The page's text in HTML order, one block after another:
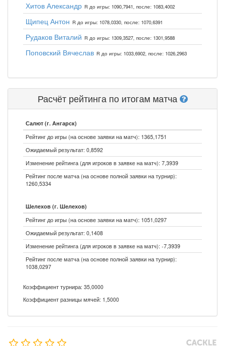
Хитов Александр R до игры: 1090,7941, после: 1083,4002
Щипец Антон R до игры: 1078,0330, после: 1070,6391
Рудаков Виталий R до игры: 1309,3527, после: 1301,9588
Поповский Вячеслав R до игры: 1033,6902, после: 1026,2963
Расчёт рейтинга по итогам матча
Салют (г. Ангарск)
Рейтинг до игры (на основе заявки на матч): 1365,1751
Ожидаемый результат: 0,8592
Изменение рейтинга (для игроков в заявке на матч): 7,3939
Рейтинг после матча (на основе полной заявки на турнир):
1260,5334
Шелехов (г. Шелехов)
Рейтинг до игры (на основе заявки на матч): 1051,0297
Ожидаемый результат: 0,1408
Изменение рейтинга (для игроков в заявке на матч): -7,3939
Рейтинг после матча (на основе полной заявки на турнир):
1038,0297
Коэффициент турнира: 35,0000
Коэффициент разницы мячей: 1,5000